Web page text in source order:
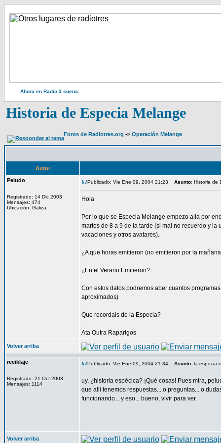
Ahora en Radio 3 suena:
Historia de Especia Melange
Foros de Radiotres.org -> Operación Melange
Autor
Peludo
Registrado: 14 Dic 2003
Mensajes: 474
Ubicación: Galiza
Publicado: Vie Ene 09, 2004 21:23 Asunto: Historia de
Hola
Por lo que se Especia Melange empezo alla por
martes de 8 a 9 de la tarde (si mal no recuerdo y
vacaciones y otros avatares).
¿A que horas emitieron (no emitieron por la
¿En el Verano Emitieron?
Con estos datos podremos aber cuantos
aproximados)
Que recordais de la Especia?
Ata Outra Raparigos
Volver arriba
reciklaje
Registrado: 21 Oct 2003
Mensajes: 1114
Publicado: Vie Ene 09, 2004 21:34 Asunto: la especia
uy, ¿historia espécica? ¡Qué cosas! Pues mira,
que allí tenemos respuestas... o preguntas... o
funcionando... y eso... bueno, vivir para ver.
Volver arriba